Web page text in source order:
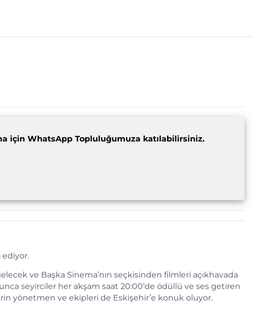
için WhatsApp Topluluğumuza katılabilirsiniz.
ediyor.
ve Başka Sinema’nın seçkisinden filmleri açıkhavada
seyirciler her akşam saat 20:00’de ödüllü ve ses getiren
yönetmen ve ekipleri de Eskişehir’e konuk oluyor.